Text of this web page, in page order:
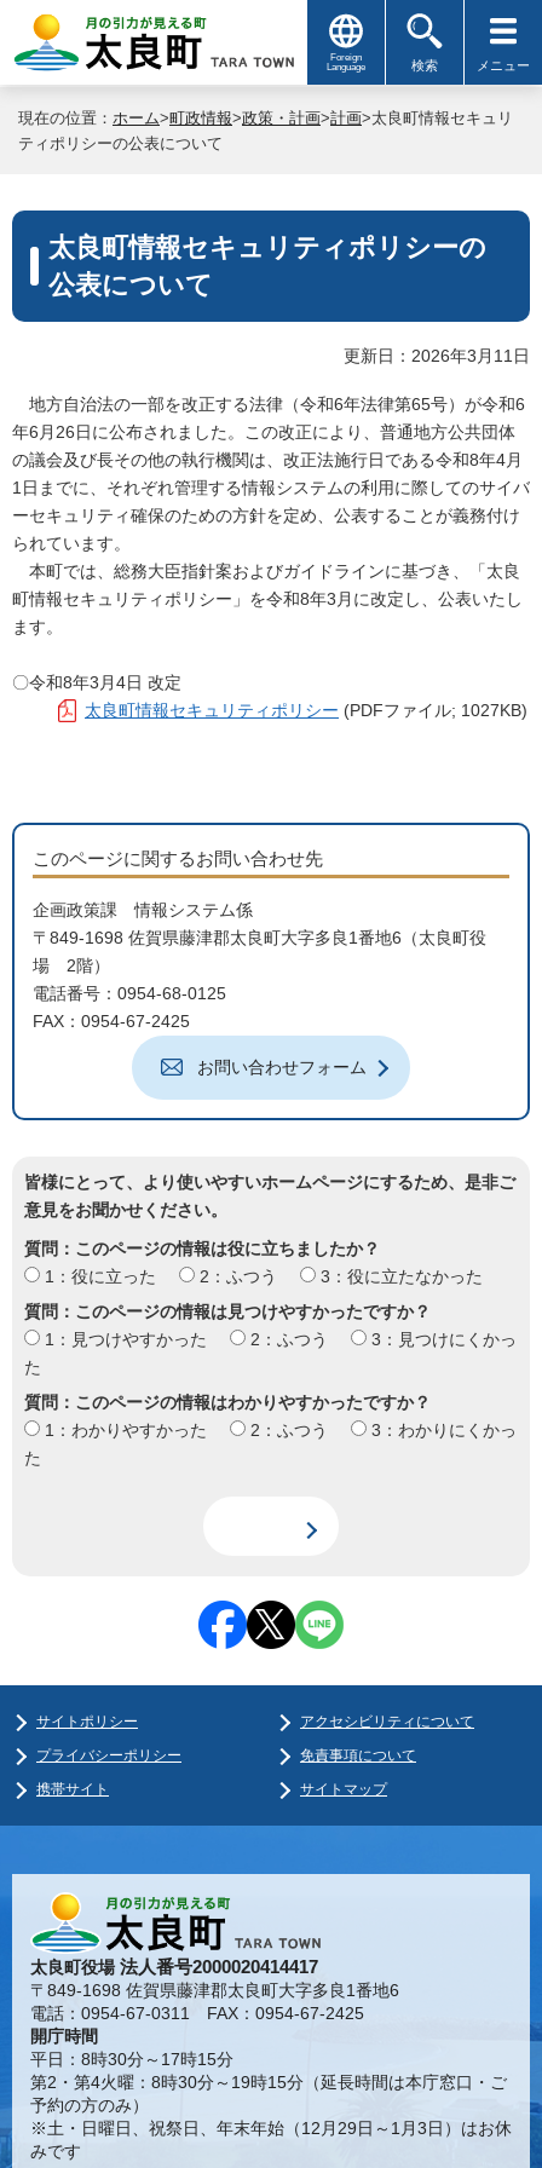
Foreign
Language
検索 メニュー
現在の位置： ホーム>町政情報>政策・計画>計画>太良町情報セキュリ
ティポリシーの公表について
太良町情報セキュリティポリシーの
公表について
更新日：2026年3月11日
地方自治法の一部を改正する法律（令和6年法律第65号）が令和6
年6月26日に公布されました。この改正により、普通地方公共団体
の議会及び長その他の執行機関は、改正法施行日である令和8年4月
1日までに、それぞれ管理する情報システムの利用に際してのサイバ
ーセキュリティ確保のための方針を定め、公表することが義務付け
られています。
本町では、総務大臣指針案およびガイドラインに基づき、「太良
町情報セキュリティポリシー」を令和8年3月に改定し、公表いたし
ます。
〇令和8年3月4日 改定
太良町情報セキュリティポリシー (PDFファイル; 1027KB)
このページに関するお問い合わせ先
企画政策課 情報システム係
〒849-1698 佐賀県藤津郡太良町大字多良1番地6（太良町役
場 2階）
電話番号：0954-68-0125
FAX：0954-67-2425
お問い合わせフォーム
皆様にとって、より使いやすいホームページにするため、是非ご
意見をお聞かせください。
質問：このページの情報は役に立ちましたか？
1：役に立った
2：ふつう
3：役に立たなかった
質問：このページの情報は見つけやすかったですか？
1：見つけやすかった
2：ふつう
3：見つけにくかっ
た
質問：このページの情報はわかりやすかったですか？
1：わかりやすかった
2：ふつう
3：わかりにくかっ
た
サイトポリシー
アクセシビリティについて
プライバシーポリシー
免責事項について
携帯サイト
サイトマップ
太良町役場法人番号2000020414417
〒849-1698 佐賀県藤津郡太良町大字多良1番地6
電話：0954-67-0311 FAX：0954-67-2425
開庁時間
平日：8時30分～17時15分
第2・第4火曜：8時30分～19時15分（延長時間は本庁窓口・ご
予約の方のみ）
※土・日曜日、祝祭日、年末年始（12月29日～1月3日）はお休
みです